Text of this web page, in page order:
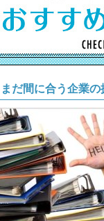
まだ間に合う企業